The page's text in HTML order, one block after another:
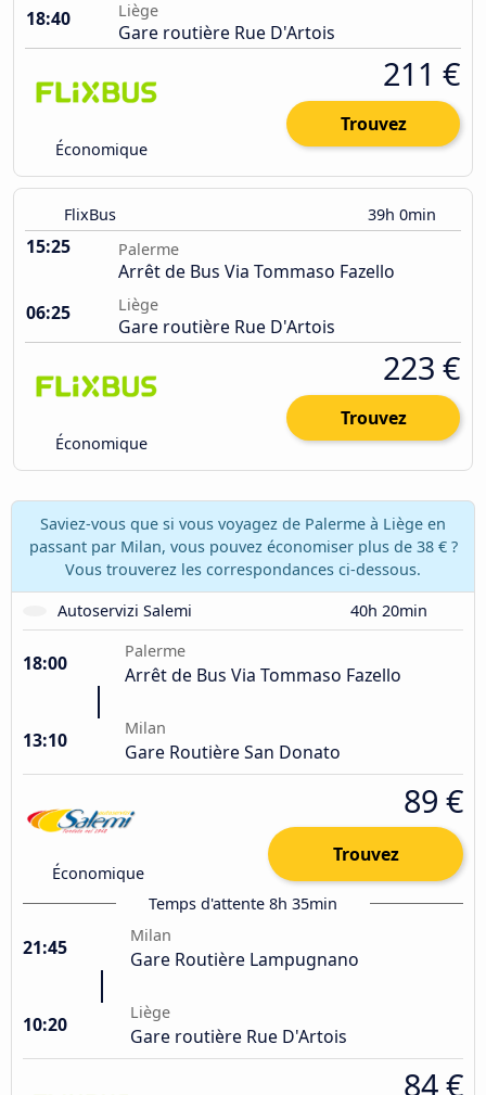
18:40
Liège
Gare routière Rue D'Artois
Économique
211 €
Trouvez
FlixBus 39h 0min
15:25 Palerme
Arrêt de Bus Via Tommaso Fazello
06:25
Liège
Gare routière Rue D'Artois
Économique
223 €
Trouvez
Saviez-vous que si vous voyagez de Palerme à Liège en
passant par Milan, vous pouvez économiser plus de 38 € ?
Vous trouverez les correspondances ci-dessous.
Autoservizi Salemi
40h 20min
18:00
Palerme
Arrêt de Bus Via Tommaso Fazello
13:10
Milan
Gare Routière San Donato
Économique
89 €
Trouvez
Temps d'attente 8h 35min
21:45
Milan
Gare Routière Lampugnano
10:20
Liège
Gare routière Rue D'Artois
84 €